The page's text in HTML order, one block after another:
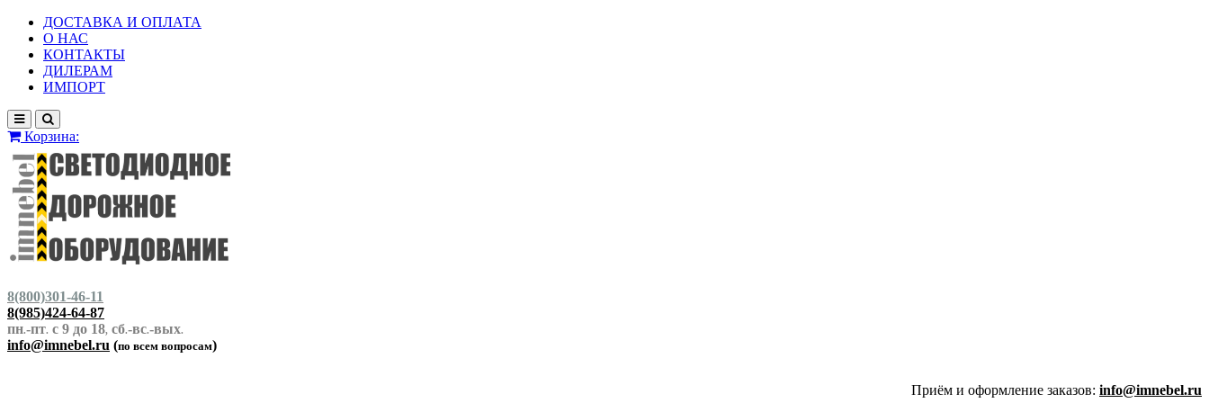
ДОСТАВКА И ОПЛАТА
О НАС
КОНТАКТЫ
ДИЛЕРАМ
ИМПОРТ
Корзина:
8(800)301-46-11
8(985)424-64-87
пн.-пт. с 9 до 18, сб.-вс.-вых.
info@imnebel.ru (по всем вопросам)
Приём и оформление заказов: info@imnebel.ru